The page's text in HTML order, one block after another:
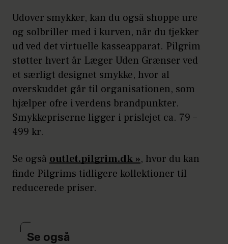
Udover smykker, kan du også shoppe ure
og solbriller med i kurven, når du tjekker
ud ved det virtuelle kasseapparat. Pilgrim
støtter hvert år Læger Uden Grænser ved
et særligt designet smykke, hvor al
overskuddet går til organisationen, som
hjælper ofre i verdens brandpunkter.
Smykkepriserne ligger i prislejet ca. 79 –
499 kr.
Se også outlet.pilgrim.dk », hvor du kan
finde Pilgrims tidligere kollektioner til
reducerede priser.
Se også